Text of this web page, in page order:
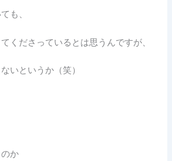
も、
くださっているとは思うんですが、
いというか（笑）
か